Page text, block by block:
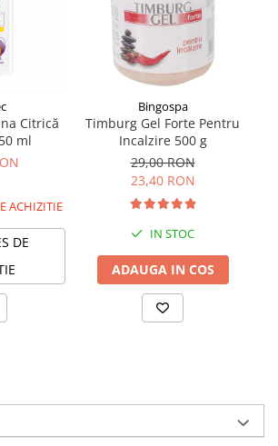
Citrică
ml
ACHIZITIE
DE
Bingospa
Timburg Gel Forte Pentru
Incalzire 500 g
29,00 RON
23,40 RON
IN STOC
ADAUGA IN COS